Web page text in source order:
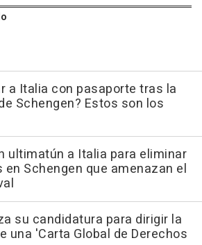
a Italia con pasaporte tras la
Schengen? Estos son los
ultimatún a Italia para eliminar
Schengen que amenazan el
su candidatura para dirigir la
una 'Carta Global de Derechos